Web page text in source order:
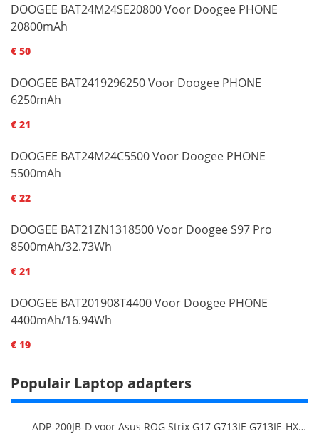
DOOGEE BAT24M24SE20800 Voor Doogee PHONE
20800mAh
€ 50
DOOGEE BAT2419296250 Voor Doogee PHONE
6250mAh
€ 21
DOOGEE BAT24M24C5500 Voor Doogee PHONE
5500mAh
€ 22
DOOGEE BAT21ZN1318500 Voor Doogee S97 Pro
8500mAh/32.73Wh
€ 21
DOOGEE BAT201908T4400 Voor Doogee PHONE
4400mAh/16.94Wh
€ 19
Populair Laptop adapters
ADP-200JB-D voor Asus ROG Strix G17 G713IE G713IE-HX002W